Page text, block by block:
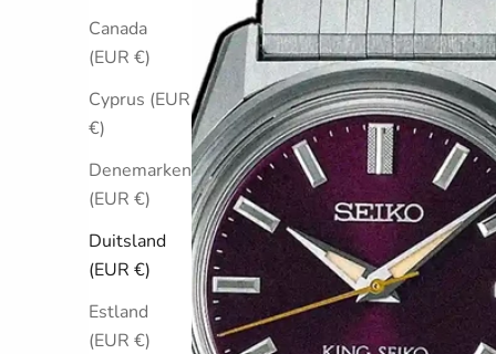
Canada
(EUR €)
Cyprus (EUR
€)
Denemarken
(EUR €)
Duitsland
(EUR €)
Estland
(EUR €)